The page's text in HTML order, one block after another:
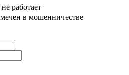
работает
в мошенничестве